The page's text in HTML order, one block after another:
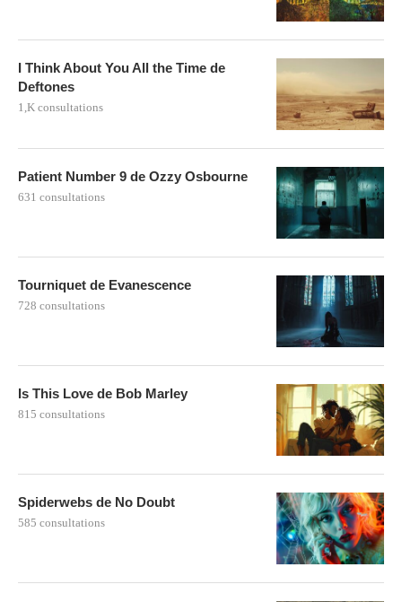
I Think About You All the Time de
Deftones
1,K consultations
Patient Number 9 de Ozzy Osbourne
631 consultations
Tourniquet de Evanescence
728 consultations
Is This Love de Bob Marley
815 consultations
Spiderwebs de No Doubt
585 consultations